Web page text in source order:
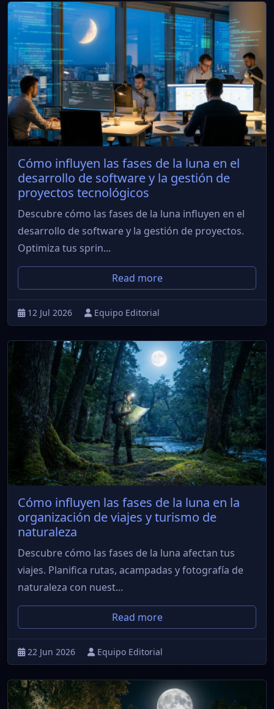
Cómo influyen las fases de la luna en el
desarrollo de software y la gestión de
proyectos tecnológicos
Descubre cómo las fases de la luna influyen en el
desarrollo de software y la gestión de proyectos.
Optimiza tus sprin...
Read more
12 Jul 2026 Equipo Editorial
Cómo influyen las fases de la luna en la
organización de viajes y turismo de
naturaleza
Descubre cómo las fases de la luna afectan tus
viajes. Planifica rutas, acampadas y fotografía de
naturaleza con nuest...
Read more
22 Jun 2026 Equipo Editorial